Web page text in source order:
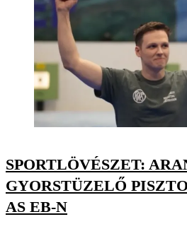
SPORTLÖVÉSZET:
GYORSTÜZELŐ
AS EB-N